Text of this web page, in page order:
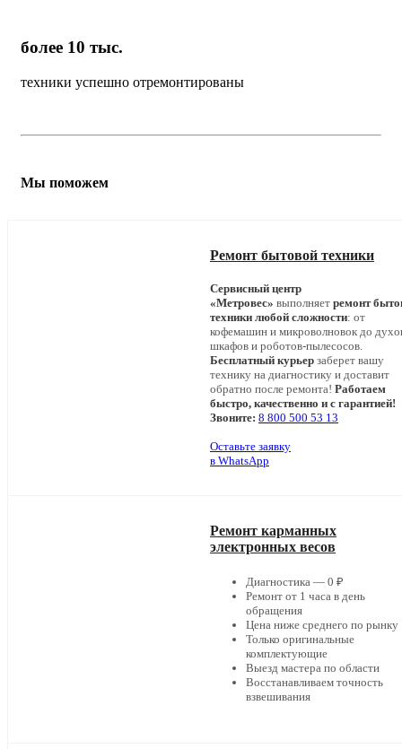
более 10 тыс.
техники успешно отремонтированы
Мы поможем
Ремонт бытовой техники
Сервисный центр
«Метровес» выполняет ремонт
техники любой сложности: от
кофемашин и микроволновок до
шкафов и роботов-пылесосов.
Бесплатный курьер заберет вашу
технику на диагностику и доставит
обратно после ремонта! Работаем
быстро, качественно и с гарантией!
Звоните: 8 800 500 53 13
Оставьте заявку
в WhatsApp
Ремонт карманных
электронных весов
Диагностика — 0 ₽
Ремонт от 1 часа в день
обращения
Цена ниже среднего по рынку
Только оригинальные
комплектующие
Выезд мастера по области
Восстанавливаем точность
взвешивания